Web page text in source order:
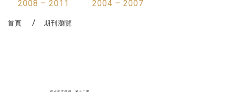
2008 – 2011
2004 – 2007
首頁 期刊瀏覽